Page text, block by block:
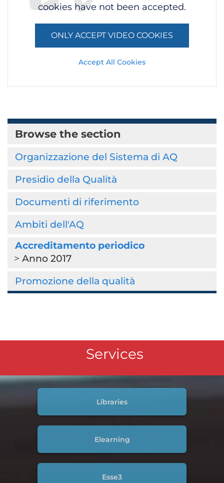
cookies have not been accepted.
ONLY ACCEPT VIDEO COOKIES
Accept All Cookies
Browse the section
Organizzazione del Sistema di AQ
Presidio della Qualità
Documenti di riferimento
Ambiti dell'AQ
Accreditamento periodico
Anno 2017
Promozione della qualità
Services
Libraries
Elearning
Esse3